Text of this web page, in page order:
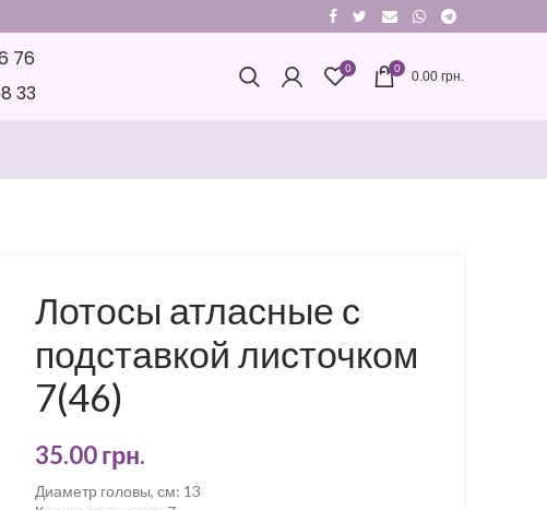
76
33
0 0
0.00 грн.
Лотосы атласные с
подставкой листочком
7(46)
35.00грн.
Диаметр головы, см: 13